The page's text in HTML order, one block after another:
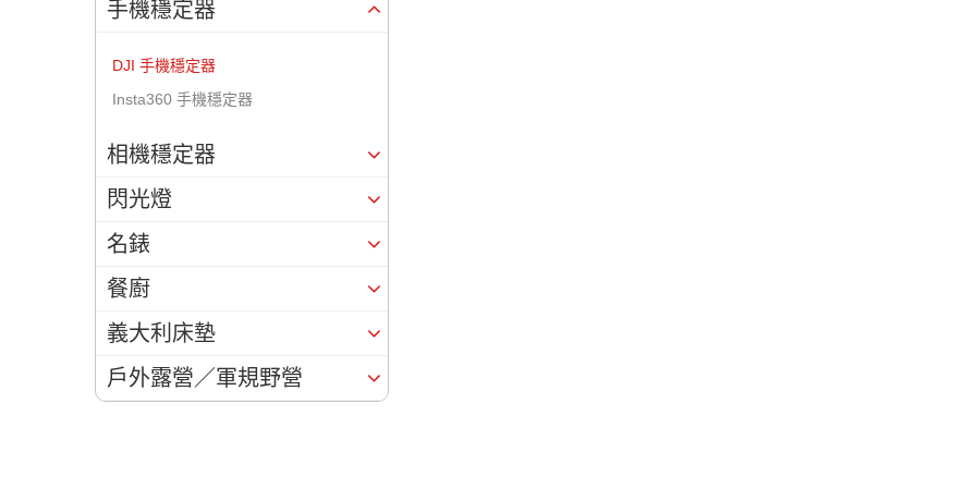
手機穩定器
DJI 手機穩定器
Insta360 手機穩定器
相機穩定器
閃光燈
名錶
餐廚
義大利床墊
戶外露營／軍規野營